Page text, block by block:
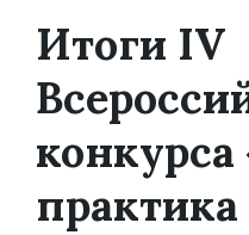
Итоги IV